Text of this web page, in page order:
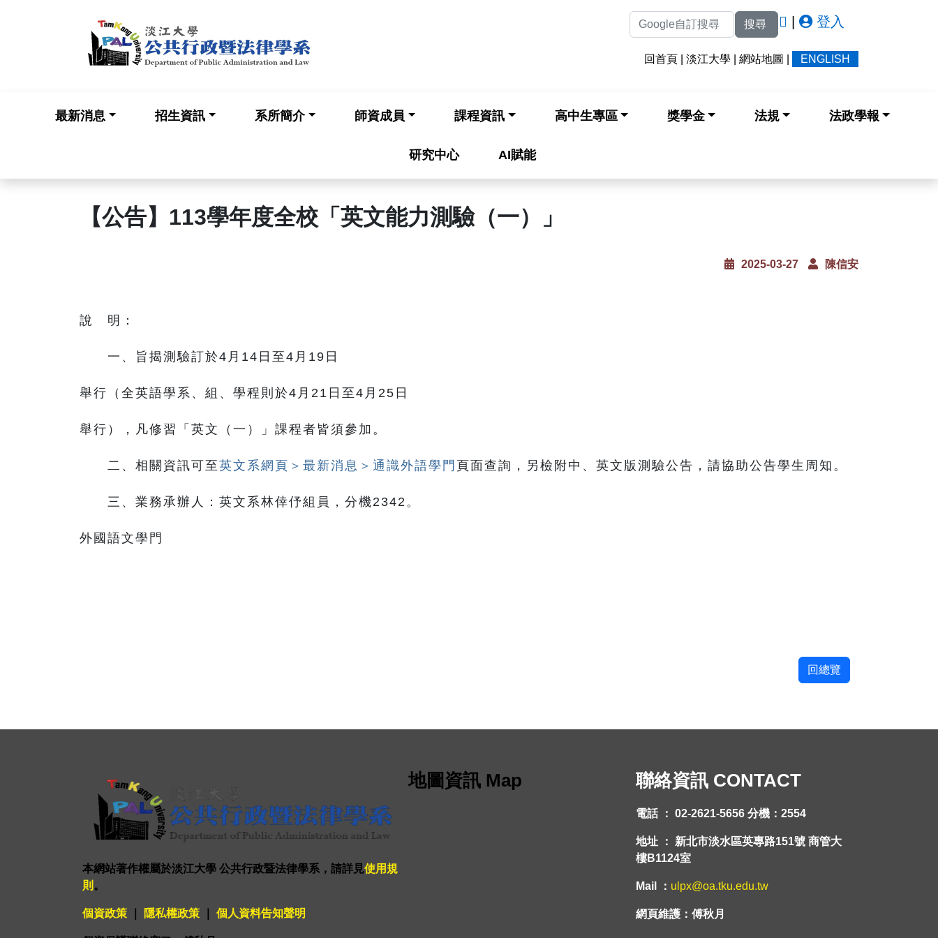
搜尋 登入
回首頁 淡江大學 網站地圖 ENGLISH
最新消息 招生資訊 系所簡介 師資成員 課程資訊 高中生專區 獎學金 法規 法政學報
研究中心 AI賦能
【公告】113學年度全校「英文能力測驗（一）」
2025-03-27 陳信安
說 明：
一、旨揭測驗訂於4月14日至4月19日
舉行（全英語學系、組、學程則於4月21日至4月25日
舉行），凡修習「英文（一）」課程者皆須參加。
二、相關資訊可至英文系網頁＞最新消息＞通識外語學門 頁面查詢，另檢附中、英文版測驗公告，請協助公告學生周知。
三、業務承辦人：英文系林倖伃組員，分機2342。
外國語文學門
回總覽
本網站著作權屬於淡江大學 公共行政暨法律學系，請詳見使用規
則 。
個資政策 隱私權政策 個人資料告知聲明
地圖資訊 Map 聯絡資訊 CONTACT
電話 ： 02-2621-5656 分機：2554
地址 ： 新北市淡水區英專路151號 商管大
樓B1124室
Mail ： ulpx@oa.tku.edu.tw
網頁維護：傅秋月